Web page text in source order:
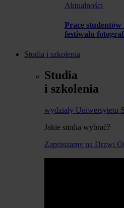
Aktualności
Prace studentów
festiwalu
Studia i szkolenia
Studia
i szkolenia
wydziały Uniwersytetu
Jakie studia wybrać?
Zapraszamy na Drzwi